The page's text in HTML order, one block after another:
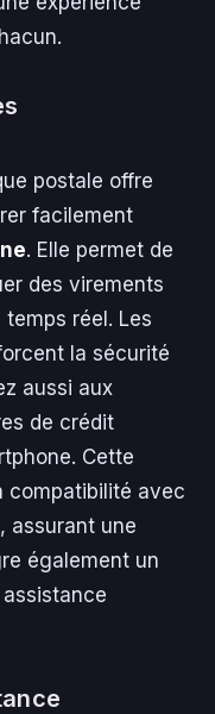
postale offre
facilement
. Elle permet de
des virements
réel. Les
la sécurité
aussi aux
de crédit
Cette
compatibilité avec
assurant une
également un